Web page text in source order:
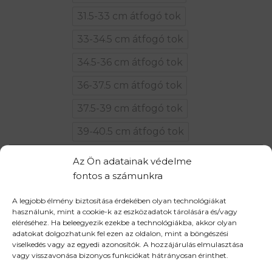
Az Ön adatainak védelme
fontos a számunkra
A legjobb élmény biztosítása érdekében olyan technológiákat
használunk, mint a cookie-k az eszközadatok tárolására és/vagy
eléréséhez. Ha beleegyezik ezekbe a technológiákba, akkor olyan
adatokat dolgozhatunk fel ezen az oldalon, mint a böngészési
viselkedés vagy az egyedi azonosítók. A hozzájárulás elmulasztása
vagy visszavonása bizonyos funkciókat hátrányosan érinthet.
31.5-33 cm átfogó tok
33-34.5 cm átfogó tok
34.5-36 cm átfogó tok
36-37.5 cm átfogó tok
37.5-39 cm átfogó tok
39-40.5 cm átfogó tok
Balos Jobbos
KOSÁRBA TESZEM